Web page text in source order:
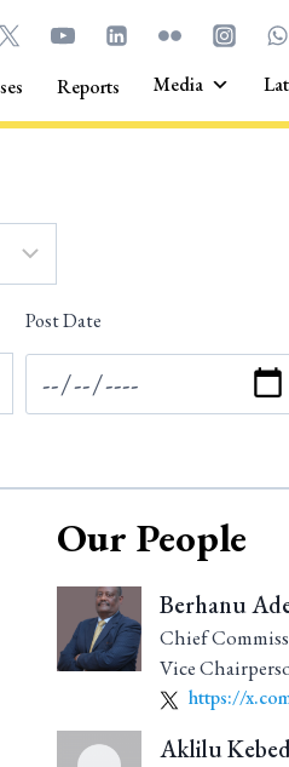
Reports Media
Post Date
Our People
Berhanu
Chief
Vice
https://
Aklilu